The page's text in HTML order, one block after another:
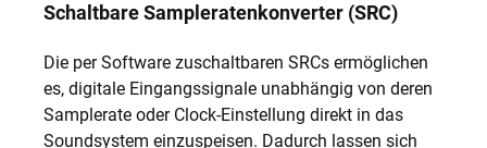
Schaltbare Sampleratenkonverter (SRC)
Die per Software zuschaltbaren SRCs ermöglichen
es, digitale Eingangssignale unabhängig von deren
Samplerate oder Clock-Einstellung direkt in das
Soundsystem einzuspeisen. Dadurch lassen sich